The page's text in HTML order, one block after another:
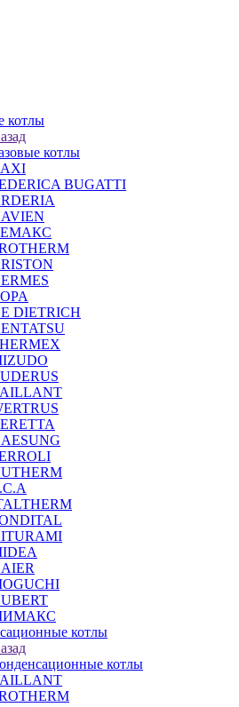
котлы
котлы
BUGATTI
DIETRICH
котлы
котлы